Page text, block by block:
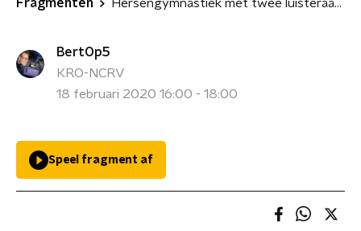
Fragmenten Hersengymnastiek met twee luisteraars in de studio
BertOp5
KRO-NCRV
18 februari 2020 16:00 - 18:00
Speel fragment af